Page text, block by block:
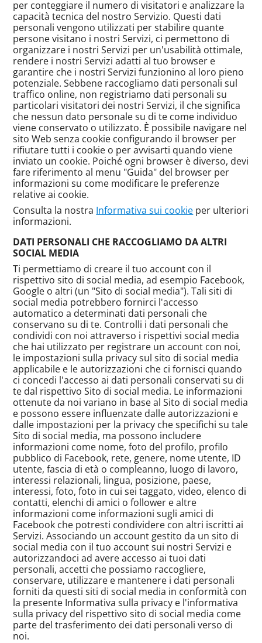
per conteggiare il numero di visitatori e analizzare la
capacità tecnica del nostro Servizio. Questi dati
personali vengono utilizzati per stabilire quante
persone visitano i nostri Servizi, ci permettono di
organizzare i nostri Servizi per un'usabilità ottimale,
rendere i nostri Servizi adatti al tuo browser e
garantire che i nostri Servizi funzionino al loro pieno
potenziale. Sebbene raccogliamo dati personali sul
traffico online, non registriamo dati personali su
particolari visitatori dei nostri Servizi, il che significa
che nessun dato personale su di te come individuo
viene conservato o utilizzato. È possibile navigare nel
sito Web senza cookie configurando il browser per
rifiutare tutti i cookie o per avvisarti quando viene
inviato un cookie. Poiché ogni browser è diverso, devi
fare riferimento al menu "Guida" del browser per
informazioni su come modificare le preferenze
relative ai cookie.
Consulta la nostra Informativa sui cookie per ulteriori
informazioni.
DATI PERSONALI CHE RACCOGLIAMO DA ALTRI
SOCIAL MEDIA
Ti permettiamo di creare il tuo account con il
rispettivo sito di social media, ad esempio Facebook,
Google o altri (un "Sito di social media"). Tali siti di
social media potrebbero fornirci l'accesso
automatico a determinati dati personali che
conservano su di te. Controlli i dati personali che
condividi con noi attraverso i rispettivi social media
che hai utilizzato per registrare un account con noi,
le impostazioni sulla privacy sul sito di social media
applicabile e le autorizzazioni che ci fornisci quando
ci concedi l'accesso ai dati personali conservati su di
te dal rispettivo Sito di social media. Le informazioni
ottenute da noi variano in base al Sito di social media
e possono essere influenzate dalle autorizzazioni e
dalle impostazioni per la privacy che specifichi su tale
Sito di social media, ma possono includere
informazioni come nome, foto del profilo, profilo
pubblico di Facebook, rete, genere, nome utente, ID
utente, fascia di età o compleanno, luogo di lavoro,
interessi relazionali, lingua, posizione, paese,
interessi, foto, foto in cui sei taggato, video, elenco di
contatti, elenchi di amici o follower e altre
informazioni come informazioni sugli amici di
Facebook che potresti condividere con altri iscritti ai
Servizi. Associando un account gestito da un sito di
social media con il tuo account sui nostri Servizi e
autorizzandoci ad avere accesso ai tuoi dati
personali, accetti che possiamo raccogliere,
conservare, utilizzare e mantenere i dati personali
forniti da questi siti di social media in conformità con
la presente Informativa sulla privacy e l'informativa
sulla privacy del rispettivo sito di social media come
parte del trasferimento dei dati personali verso di
noi.